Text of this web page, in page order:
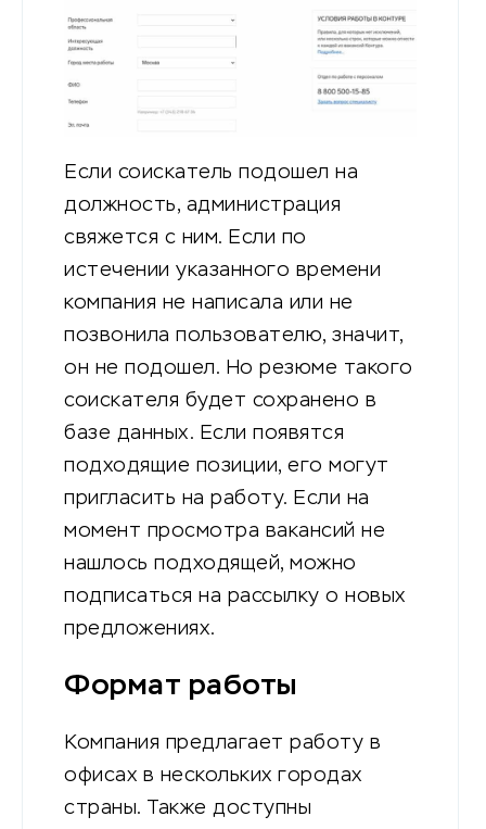
Если соискатель подошел на
должность, администрация
свяжется с ним. Если по
истечении указанного времени
компания не написала или не
позвонила пользователю, значит,
он не подошел. Но резюме такого
соискателя будет сохранено в
базе данных. Если появятся
подходящие позиции, его могут
пригласить на работу. Если на
момент просмотра вакансий не
нашлось подходящей, можно
подписаться на рассылку о новых
предложениях.
Формат работы
Компания предлагает работу в
офисах в нескольких городах
страны. Также доступны